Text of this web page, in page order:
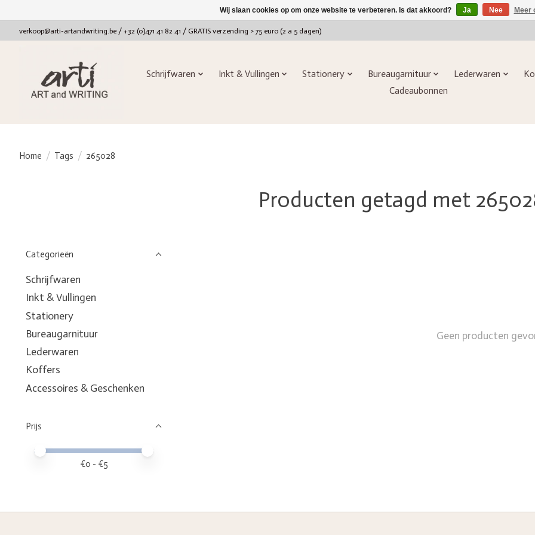
verkoop@arti-artandwriting.be/ +32 (0)471 41 82 41 / GRATIS verzending > 75 euro (2 a 5 dagen)
Schrijfwaren Inkt & Vullingen Stationery Bureaugarnituur Lederwaren
Cadeaubonnen
Home / Tags / 265028
Producten getagd met
Categorieën
Schrijfwaren
Inkt & Vullingen
Stationery
Bureaugarnituur
Lederwaren
Koffers
Accessoires & Geschenken
Prijs
Minimale prijswaarde
Price maximum value
€0 - €5
Geen producten
Wij slaan cookies op om onze website te verbeteren. Is dat akkoord? Ja Nee Meer